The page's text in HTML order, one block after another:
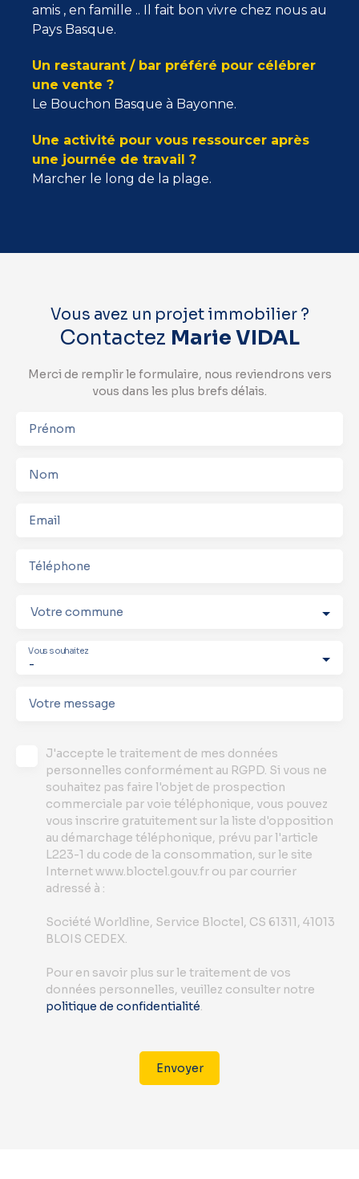
amis , en famille .. Il fait bon vivre chez nous au
Pays Basque.
Un restaurant / bar préféré pour célébrer
une vente ?
Le Bouchon Basque à Bayonne.
Une activité pour vous ressourcer après
une journée de travail ?
Marcher le long de la plage.
Vous avez un projet immobilier ?
Contactez Marie VIDAL
Merci de remplir le formulaire, nous reviendrons vers
vous dans les plus brefs délais.
Prénom
Nom
Email
Téléphone
Votre commune
-
Vous souhaitez
Votre message
J'accepte le traitement de mes données
personnelles conformément au RGPD. Si vous ne
souhaitez pas faire l'objet de prospection
commerciale par voie téléphonique, vous pouvez
vous inscrire gratuitement sur la liste d'opposition
au démarchage téléphonique, prévu par l'article
L223-1 du code de la consommation, sur le site
Internet www.bloctel.gouv.fr ou par courrier
adressé à :
Société Worldline, Service Bloctel, CS 61311, 41013
BLOIS CEDEX.
Pour en savoir plus sur le traitement de vos
données personnelles, veuillez consulter notre
politique de confidentialité.
Envoyer